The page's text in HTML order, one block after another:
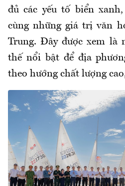
đủ các yếu tố biển
cùng những giá trị văn
Trung. Đây được xem là
thế nổi bật để địa
theo hướng chất lượng